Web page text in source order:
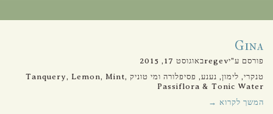
Gina
פורסם ע"יregevבאוגוסט 17, 2015
טנקרי, לימון, נענע, פסיפלורה ומי טוניק Tanquery, Lemon, Mint,
Passiflora & Tonic Water
המשך לקרוא →